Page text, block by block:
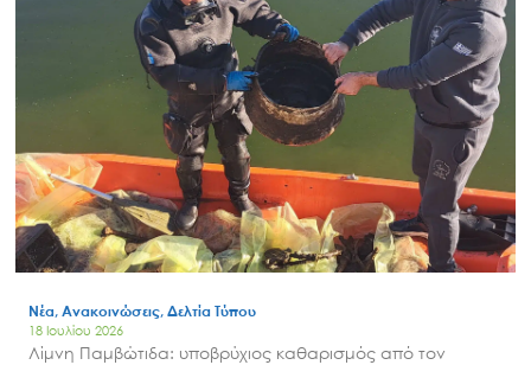
Search
for:
Ο.ΦΥ.ΠΕ.Κ.Α.
Νέα – Δημοσιότητα
Άξονες δράσης
Νέα, Ανακοινώσεις, Δελτία Τύπου
18 Ιουλίου 2026
Λίμνη Παμβώτιδα: υποβρύχιος καθαρισμός από τον